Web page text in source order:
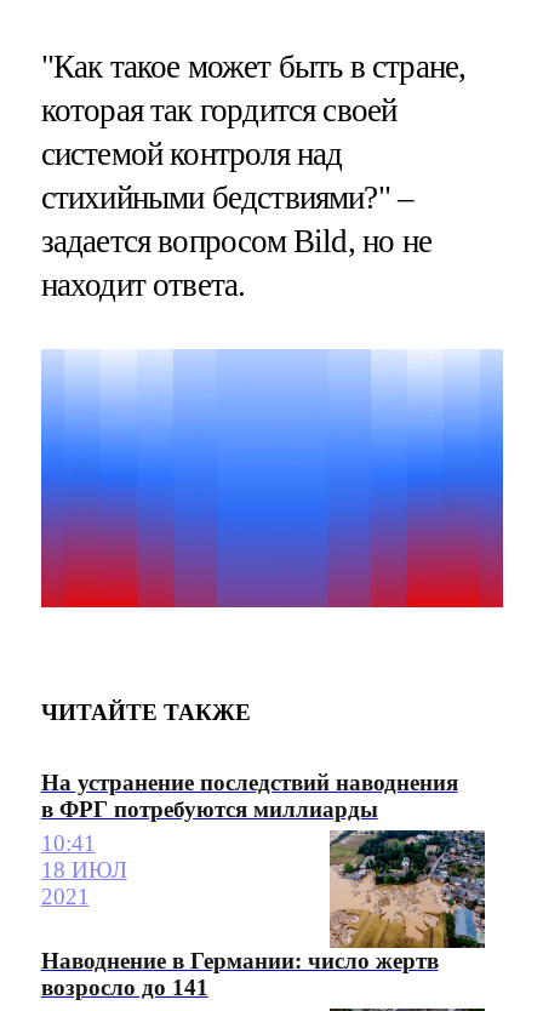
"Как такое может быть в стране,
которая так гордится своей
системой контроля над
стихийными бедствиями?" –
задается вопросом Bild, но не
находит ответа.
ЧИТАЙТЕ ТАКЖЕ
На устранение последствий наводнения
в ФРГ потребуются миллиарды
10:41
18 ИЮЛ
2021
Наводнение в Германии: число жертв
возросло до 141